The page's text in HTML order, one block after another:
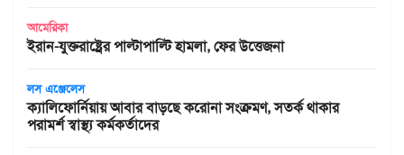
আমেরিকা
ইরান-যুক্তরাষ্ট্রের পাল্টাপাল্টি হামলা, ফের উত্তেজনা
লস এঞ্জেলেস
ক্যালিফোর্নিয়ায় আবার বাড়ছে করোনা সংক্রমণ, সতর্ক থাকার
পরামর্শ স্বাস্থ্য কর্মকর্তাদের